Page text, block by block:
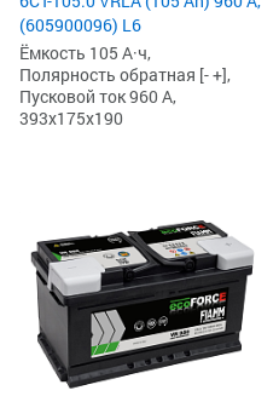
(605900096) L6
Ёмкость 105 А·ч,
Полярность обратная [- +],
Пусковой ток 960 А,
393x175x190